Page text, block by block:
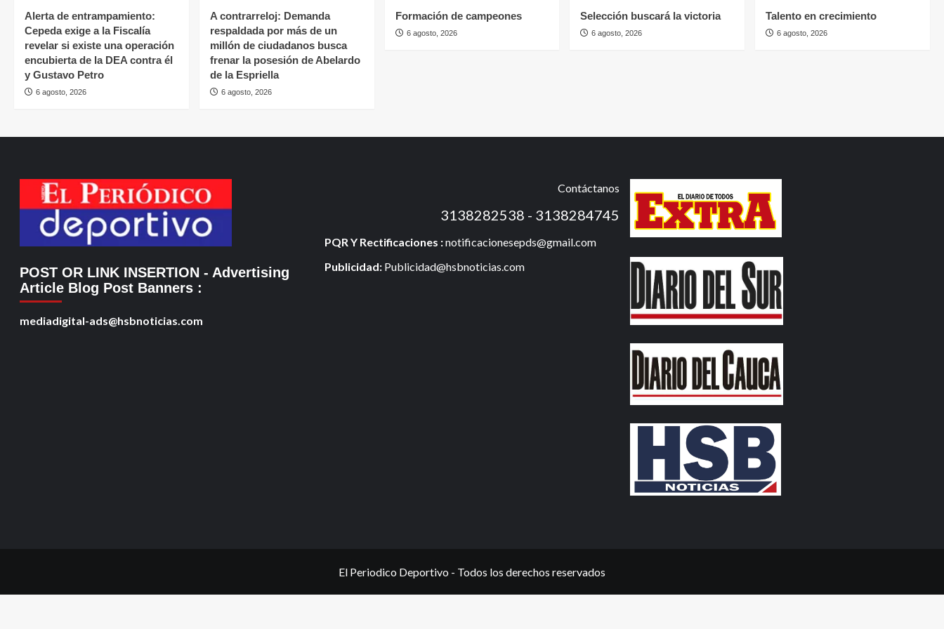
Alerta de entrampamiento:
Cepeda exige a la Fiscalía
revelar si existe una operación
encubierta de la DEA contra él
y Gustavo Petro
6 agosto, 2026
A contrarreloj: Demanda
respaldada por más de un
millón de ciudadanos busca
frenar la posesión de Abelardo
de la Espriella
6 agosto, 2026
Formación de campeones
6 agosto, 2026
Selección buscará la victoria
6 agosto, 2026
Talento en crecimiento
6 agosto, 2026
POST OR LINK INSERTION - Advertising
Article Blog Post Banners :
mediadigital-ads@hsbnoticias.com
Contáctanos
3138282538 - 3138284745
PQR Y Rectificaciones :notificacionesepds@gmail.com
Publicidad: Publicidad@hsbnoticias.com